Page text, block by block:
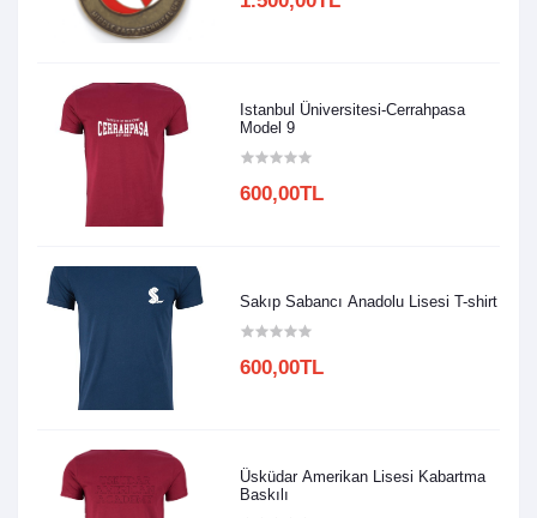
Istanbul Üniversitesi-Cerrahpasa
Model 9
600,00TL
Sakıp Sabancı Anadolu Lisesi T-shirt
600,00TL
Üsküdar Amerikan Lisesi Kabartma
Baskılı